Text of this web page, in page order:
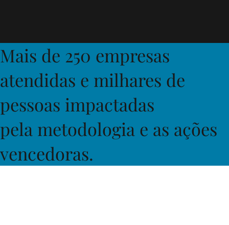
Mais de 250 empresas
atendidas e milhares de
pessoas impactadas
pela metodologia e as ações
vencedoras.